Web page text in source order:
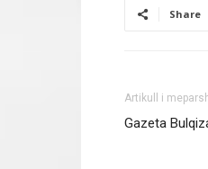
Share
Artikull i
Gazeta